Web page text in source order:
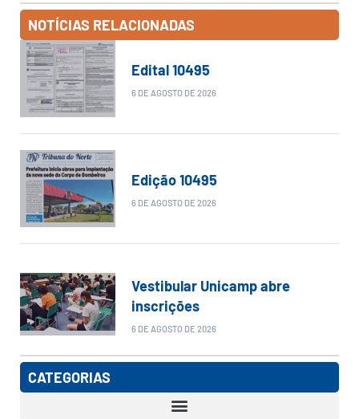
NOTÍCIAS RELACIONADAS
Edital 10495
6 DE AGOSTO DE 2026
Edição 10495
6 DE AGOSTO DE 2026
Vestibular Unicamp abre
inscrições
6 DE AGOSTO DE 2026
CATEGORIAS